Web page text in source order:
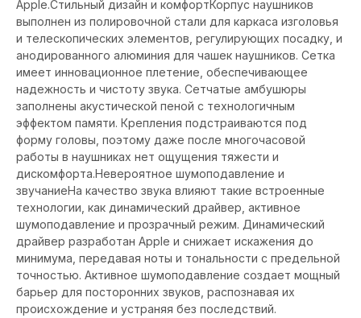
Apple.Стильный дизайн и комфортКорпус наушников
выполнен из полировочной стали для каркаса изголовья
и телескопических элементов, регулирующих посадку, и
анодированного алюминия для чашек наушников. Сетка
имеет инновационное плетение, обеспечивающее
надежность и чистоту звука. Сетчатые амбушюры
заполнены акустической пеной с технологичным
эффектом памяти. Крепления подстраиваются под
форму головы, поэтому даже после многочасовой
работы в наушниках нет ощущения тяжести и
дискомфорта.Невероятное шумоподавление и
звучаниеНа качество звука влияют такие встроенные
технологии, как динамический драйвер, активное
шумоподавление и прозрачный режим. Динамический
драйвер разработан Apple и снижает искажения до
минимума, передавая ноты и тональности с предельной
точностью. Активное шумоподавление создает мощный
барьер для посторонних звуков, распознавая их
происхождение и устраняя без последствий.